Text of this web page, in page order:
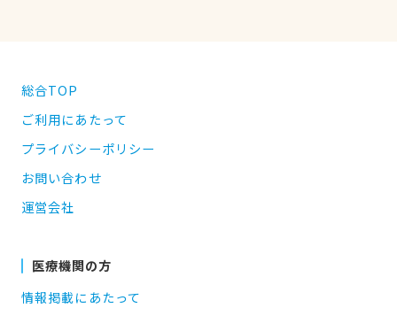
総合TOP
ご利用にあたって
プライバシーポリシー
お問い合わせ
運営会社
医療機関の方
情報掲載にあたって